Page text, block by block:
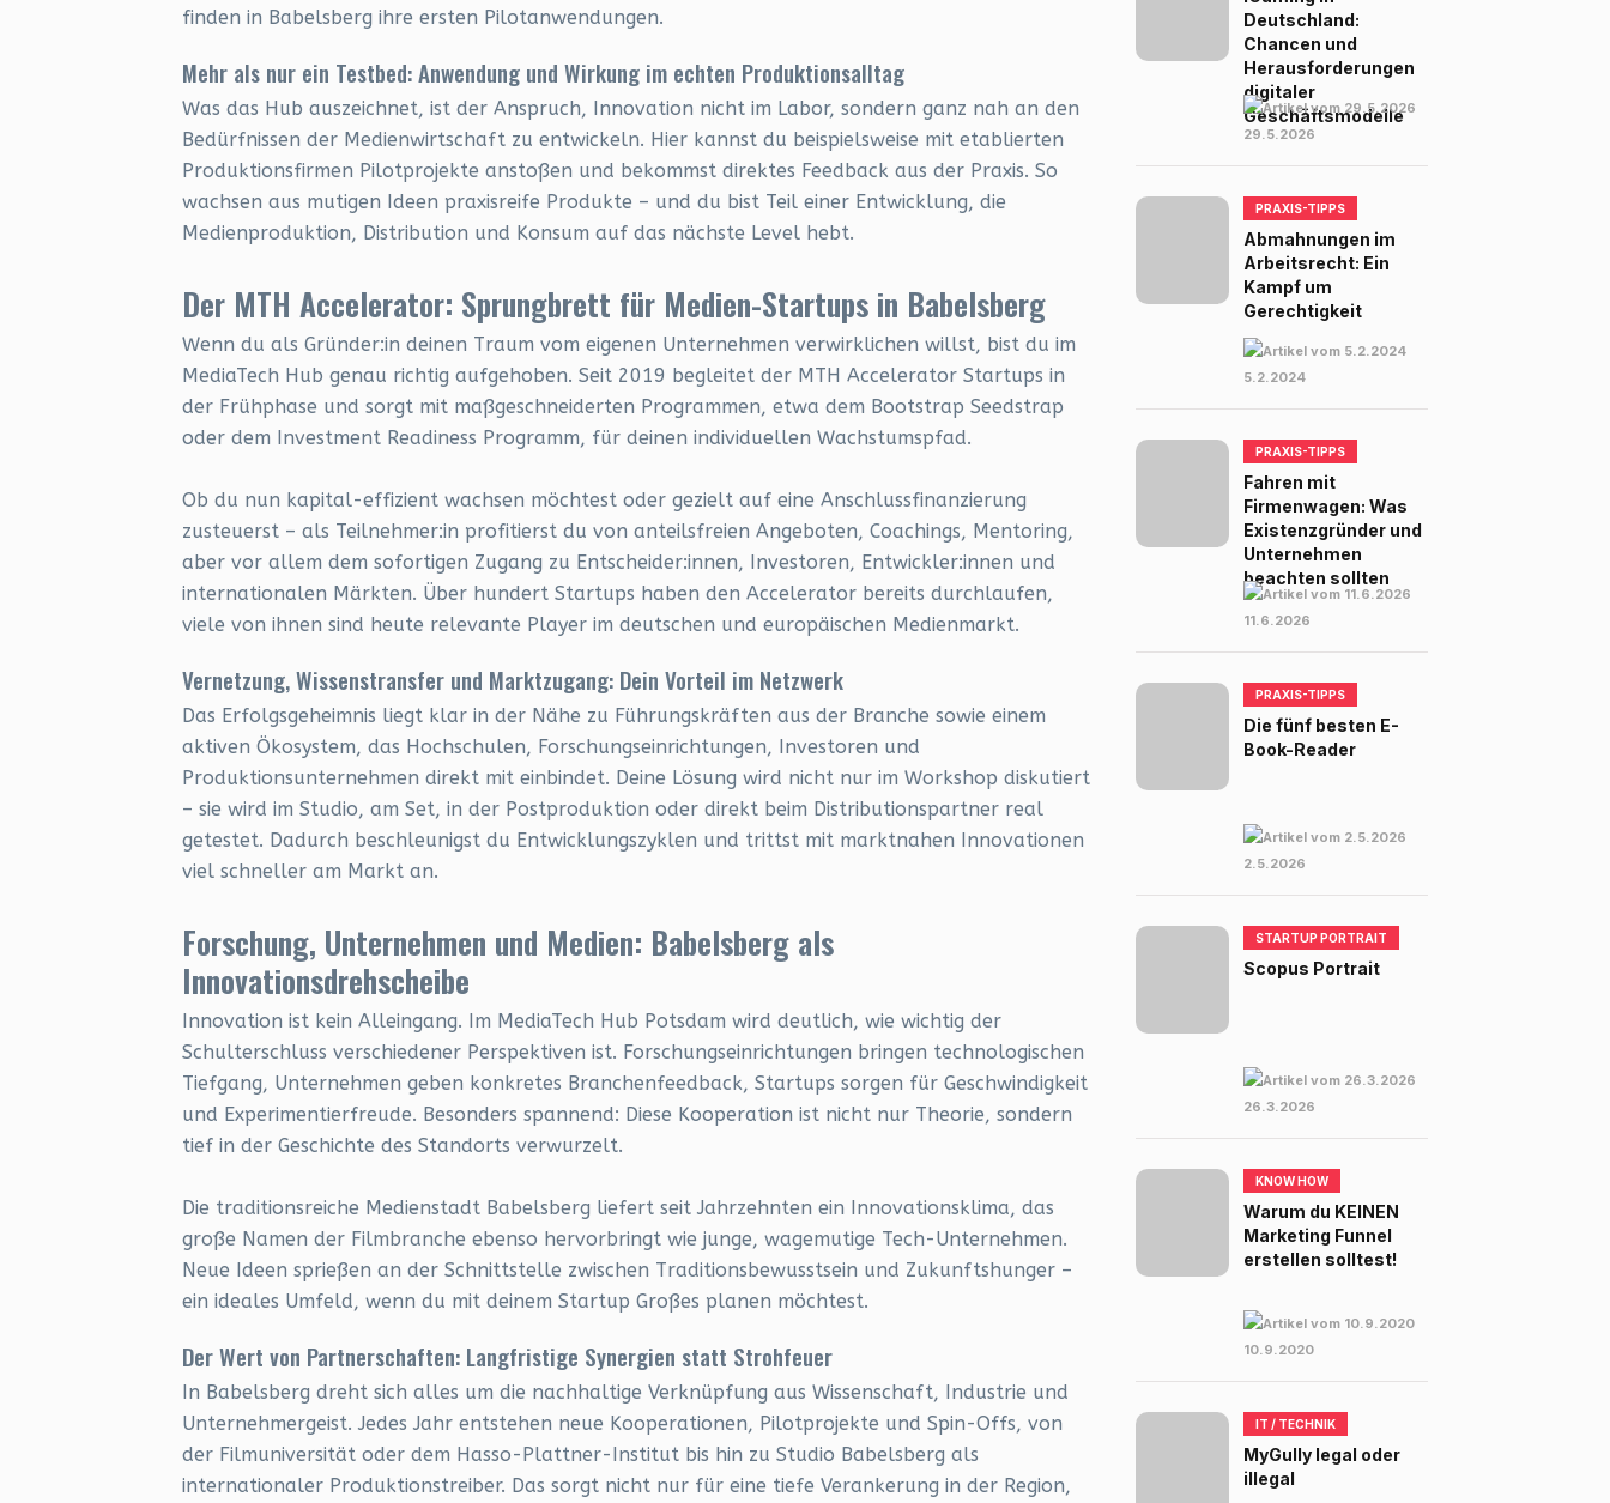
finden in Babelsberg ihre ersten Pilotanwendungen.
Mehr als nur ein Testbed: Anwendung und Wirkung im echten Produktionsalltag
Was das Hub auszeichnet, ist der Anspruch, Innovation nicht im Labor, sondern ganz nah an den
Bedürfnissen der Medienwirtschaft zu entwickeln. Hier kannst du beispielsweise mit etablierten
Produktionsfirmen Pilotprojekte anstoßen und bekommst direktes Feedback aus der Praxis. So
wachsen aus mutigen Ideen praxisreife Produkte – und du bist Teil einer Entwicklung, die
Medienproduktion, Distribution und Konsum auf das nächste Level hebt.
Der MTH Accelerator: Sprungbrett für Medien-Startups in Babelsberg
Wenn du als Gründer:in deinen Traum vom eigenen Unternehmen verwirklichen willst, bist du im
MediaTech Hub genau richtig aufgehoben. Seit 2019 begleitet der MTH Accelerator Startups in
der Frühphase und sorgt mit maßgeschneiderten Programmen, etwa dem Bootstrap Seedstrap
oder dem Investment Readiness Programm, für deinen individuellen Wachstumspfad.
Ob du nun kapital-effizient wachsen möchtest oder gezielt auf eine Anschlussfinanzierung
zusteuerst – als Teilnehmer:in profitierst du von anteilsfreien Angeboten, Coachings, Mentoring,
aber vor allem dem sofortigen Zugang zu Entscheider:innen, Investoren, Entwickler:innen und
internationalen Märkten. Über hundert Startups haben den Accelerator bereits durchlaufen,
viele von ihnen sind heute relevante Player im deutschen und europäischen Medienmarkt.
Vernetzung, Wissenstransfer und Marktzugang: Dein Vorteil im Netzwerk
Das Erfolgsgeheimnis liegt klar in der Nähe zu Führungskräften aus der Branche sowie einem
aktiven Ökosystem, das Hochschulen, Forschungseinrichtungen, Investoren und
Produktionsunternehmen direkt mit einbindet. Deine Lösung wird nicht nur im Workshop diskutiert
– sie wird im Studio, am Set, in der Postproduktion oder direkt beim Distributionspartner real
getestet. Dadurch beschleunigst du Entwicklungszyklen und trittst mit marktnahen Innovationen
viel schneller am Markt an.
Forschung, Unternehmen und Medien: Babelsberg als
Innovationsdrehscheibe
Innovation ist kein Alleingang. Im MediaTech Hub Potsdam wird deutlich, wie wichtig der
Schulterschluss verschiedener Perspektiven ist. Forschungseinrichtungen bringen technologischen
Tiefgang, Unternehmen geben konkretes Branchenfeedback, Startups sorgen für Geschwindigkeit
und Experimentierfreude. Besonders spannend: Diese Kooperation ist nicht nur Theorie, sondern
tief in der Geschichte des Standorts verwurzelt.
Die traditionsreiche Medienstadt Babelsberg liefert seit Jahrzehnten ein Innovationsklima, das
große Namen der Filmbranche ebenso hervorbringt wie junge, wagemutige Tech-Unternehmen.
Neue Ideen sprießen an der Schnittstelle zwischen Traditionsbewusstsein und Zukunftshunger –
ein ideales Umfeld, wenn du mit deinem Startup Großes planen möchtest.
Der Wert von Partnerschaften: Langfristige Synergien statt Strohfeuer
In Babelsberg dreht sich alles um die nachhaltige Verknüpfung aus Wissenschaft, Industrie und
Unternehmergeist. Jedes Jahr entstehen neue Kooperationen, Pilotprojekte und Spin-Offs, von
der Filmuniversität oder dem Hasso-Plattner-Institut bis hin zu Studio Babelsberg als
internationaler Produktionstreiber. Das sorgt nicht nur für eine tiefe Verankerung in der Region,
Deutschland:
Chancen und
Herausforderungen
digitaler
Geschäftsmodelle
29.5.2026
PRAXIS-TIPPS
Abmahnungen im
Arbeitsrecht: Ein
Kampf um
Gerechtigkeit
5.2.2024
PRAXIS-TIPPS
Fahren mit
Firmenwagen: Was
Existenzgründer und
Unternehmen
beachten sollten
11.6.2026
PRAXIS-TIPPS
Die fünf besten E-
Book-Reader
2.5.2026
STARTUP PORTRAIT
Scopus Portrait
26.3.2026
KNOW HOW
Warum du KEINEN
Marketing Funnel
erstellen solltest!
10.9.2020
IT / TECHNIK
MyGully legal oder
illegal